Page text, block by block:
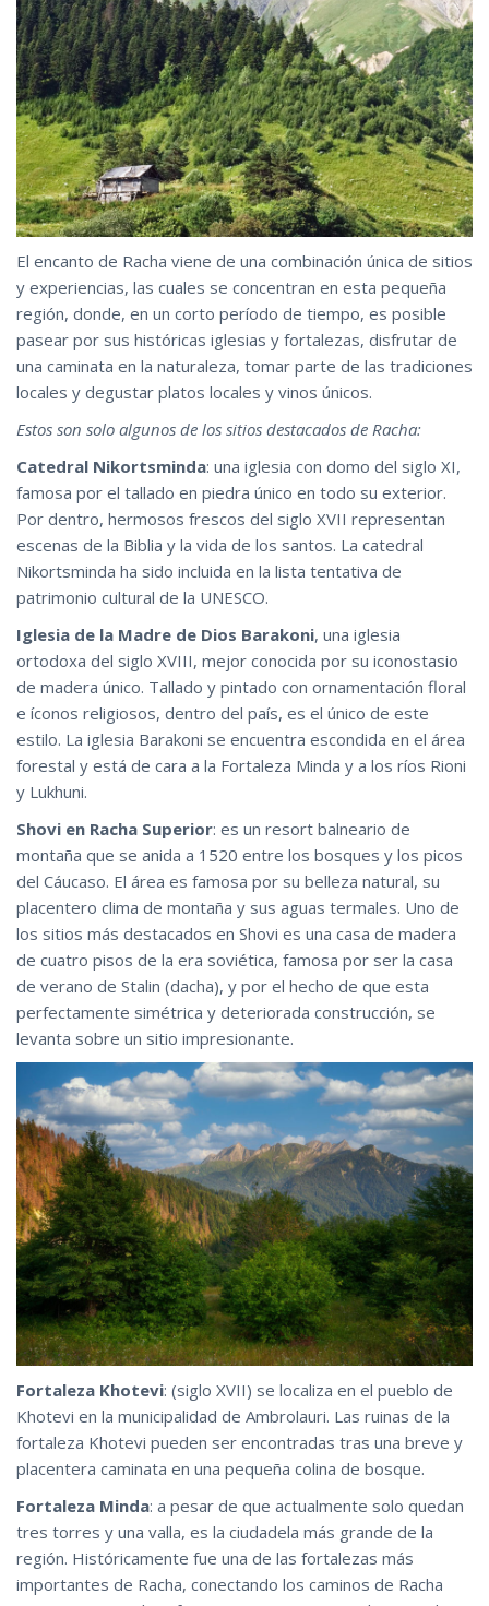
El encanto de Racha viene de una combinación única de sitios
y experiencias, las cuales se concentran en esta pequeña
región, donde, en un corto período de tiempo, es posible
pasear por sus históricas iglesias y fortalezas, disfrutar de
una caminata en la naturaleza, tomar parte de las tradiciones
locales y degustar platos locales y vinos únicos.
Estos son solo algunos de los sitios destacados de Racha:
Catedral Nikortsminda: una iglesia con domo del siglo XI,
famosa por el tallado en piedra único en todo su exterior.
Por dentro, hermosos frescos del siglo XVII representan
escenas de la Biblia y la vida de los santos. La catedral
Nikortsminda ha sido incluida en la lista tentativa de
patrimonio cultural de la UNESCO.
Iglesia de la Madre de Dios Barakoni, una iglesia
ortodoxa del siglo XVIII, mejor conocida por su iconostasio
de madera único. Tallado y pintado con ornamentación floral
e íconos religiosos, dentro del país, es el único de este
estilo. La iglesia Barakoni se encuentra escondida en el área
forestal y está de cara a la Fortaleza Minda y a los ríos Rioni
y Lukhuni.
Shovi en Racha Superior: es un resort balneario de
montaña que se anida a 1520 entre los bosques y los picos
del Cáucaso. El área es famosa por su belleza natural, su
placentero clima de montaña y sus aguas termales. Uno de
los sitios más destacados en Shovi es una casa de madera
de cuatro pisos de la era soviética, famosa por ser la casa
de verano de Stalin (dacha), y por el hecho de que esta
perfectamente simétrica y deteriorada construcción, se
levanta sobre un sitio impresionante.
Fortaleza Khotevi: (siglo XVII) se localiza en el pueblo de
Khotevi en la municipalidad de Ambrolauri. Las ruinas de la
fortaleza Khotevi pueden ser encontradas tras una breve y
placentera caminata en una pequeña colina de bosque.
Fortaleza Minda: a pesar de que actualmente solo quedan
tres torres y una valla, es la ciudadela más grande de la
región. Históricamente fue una de las fortalezas más
importantes de Racha, conectando los caminos de Racha